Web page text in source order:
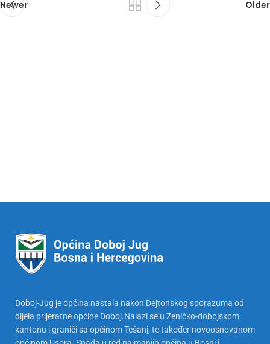
Newer Older
Doboj-Jug je općina nastala nakon Dejtonskog sporazuma od
dijela prijeratne općine Doboj.Nalazi se u Zeničko-dobojskom
kantonu i graniči sa općinom Tešanj, te također novoosnovanom